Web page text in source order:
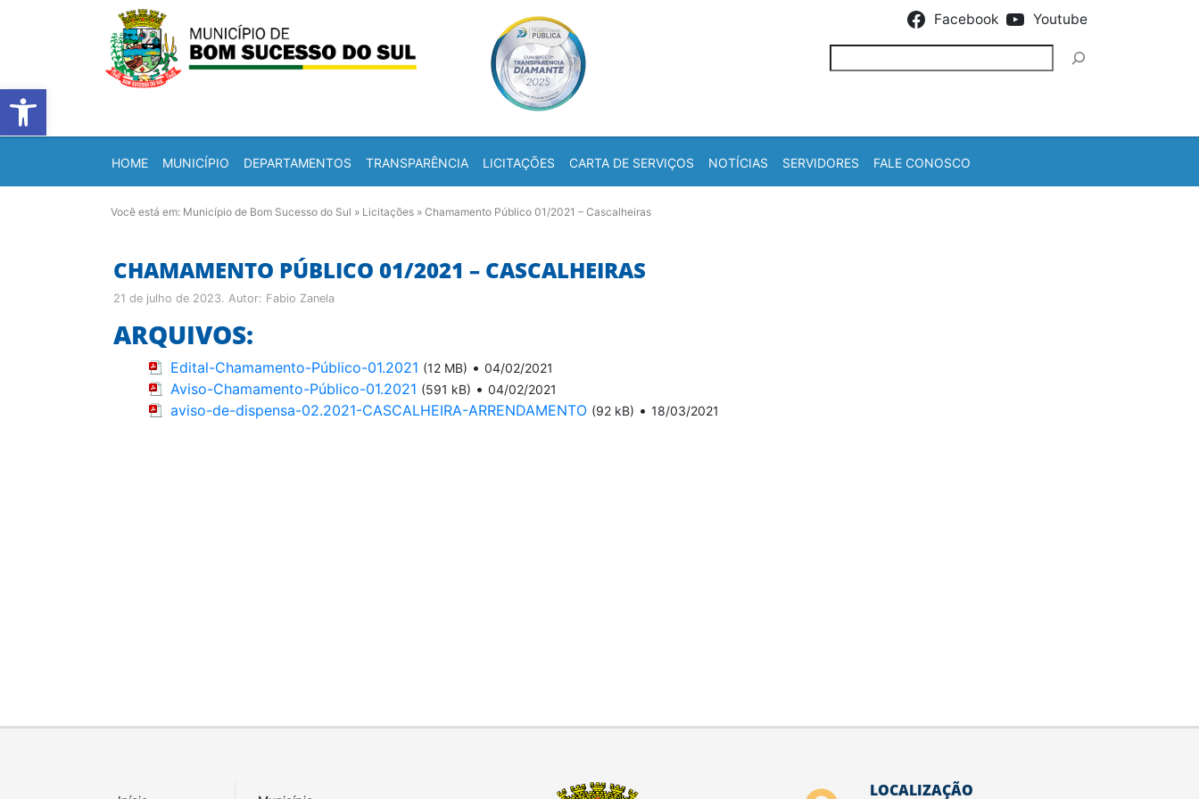
Barra de Ferramentas Aberta
Facebook Youtube
HOME MUNICÍPIO DEPARTAMENTOS TRANSPARÊNCIA LICITAÇÕES CARTA DE SERVIÇOS NOTÍCIAS SERVIDORES FALE CONOSCO
Você está em: Município de Bom Sucesso do Sul » Licitações » Chamamento Público 01/2021 – Cascalheiras
CHAMAMENTO PÚBLICO 01/2021 – CASCALHEIRAS
21 de julho de 2023. Autor: Fabio Zanela
ARQUIVOS:
Edital-Chamamento-Público-01.2021 (12 MB) • 04/02/2021
Aviso-Chamamento-Público-01.2021 (591 kB) • 04/02/2021
aviso-de-dispensa-02.2021-CASCALHEIRA-ARRENDAMENTO (92 kB) • 18/03/2021
LOCALIZAÇÃO